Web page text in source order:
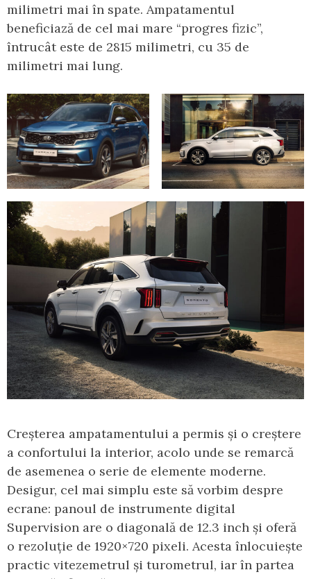
milimetri mai în spate. Ampatamentul
beneficiază de cel mai mare “progres fizic”,
întrucât este de 2815 milimetri, cu 35 de
milimetri mai lung.
Creșterea ampatamentului a permis și o creștere
a confortului la interior, acolo unde se remarcă
de asemenea o serie de elemente moderne.
Desigur, cel mai simplu este să vorbim despre
ecrane: panoul de instrumente digital
Supervision are o diagonală de 12.3 inch și oferă
o rezoluție de 1920×720 pixeli. Acesta înlocuiește
practic vitezemetrul și turometrul, iar în partea